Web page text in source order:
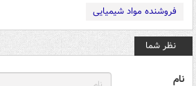
فروشنده مواد شیمیایی
نظر شما
نام